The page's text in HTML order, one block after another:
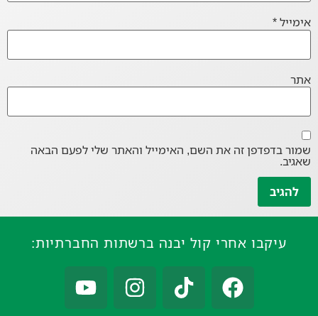
אימייל*
אתר
שמור בדפדפן זה את השם, האימייל והאתר שלי לפעם הבאה
שאגיב.
עיקבו אחרי קול יבנה ברשתות החברתיות: